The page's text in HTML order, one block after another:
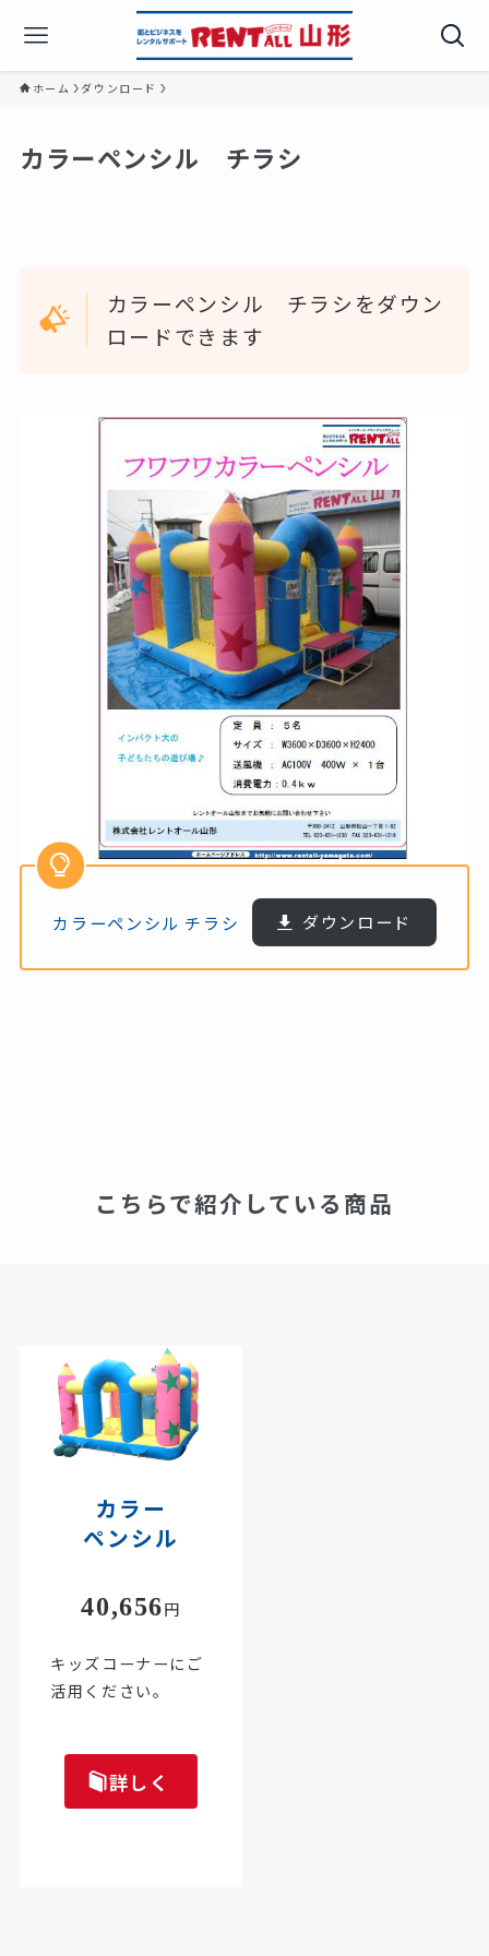
ホーム ダウンロード
カラーペンシル チラシ
カラーペンシル チラシをダウン
ロードできます
カラーペンシル チラシ ダウンロード
こちらで紹介している商品
カラー
ペンシル
40,656円
キッズコーナーにご
活用ください。
詳しく